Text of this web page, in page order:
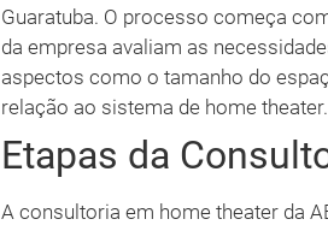
Guaratuba. O processo começa
da empresa avaliam as
aspectos como o tamanho do
relação ao sistema de home theater.
Etapas da
A consultoria em home theater da